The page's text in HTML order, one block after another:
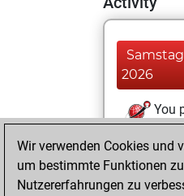
2026
You
You
=9 -28 in
Wir verwenden Cookies und
um bestimmte Funktionen
Nutzererfahrungen zu